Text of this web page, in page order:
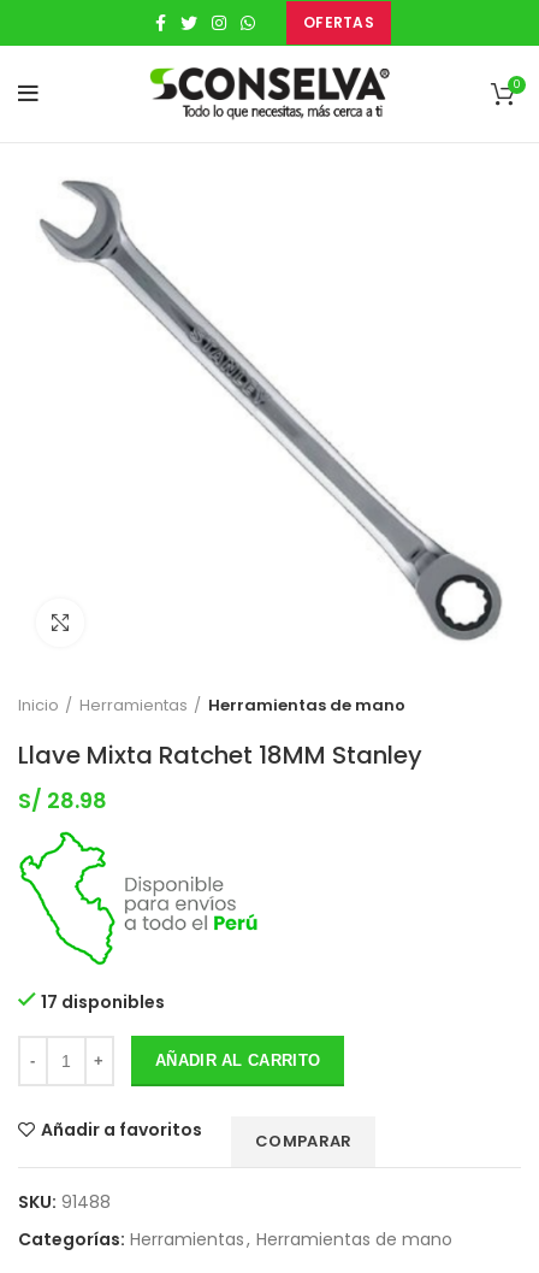
OFERTAS
0
Inicio Herramientas Herramientas de mano
Llave Mixta Ratchet 18MM Stanley
S/ 28.98
17 disponibles
AÑADIR AL CARRITO
Añadir a favoritos COMPARAR
SKU: 91488
Categorías: Herramientas, Herramientas de mano